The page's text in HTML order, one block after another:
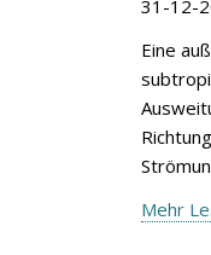
31-12-
Eine
Mehr